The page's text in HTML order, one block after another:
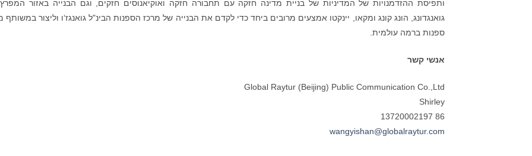
ותפיסת ההזדמנויות של המדיניות של בניית מדינה חזקה עם תחבורה חזקה ואוקיאנוסים חזקים, וגם הבנייה באזור
גואנגדונג, הונג קונג ומקאו, יינקטו אמצעים מרובים ביחד כדי לקדם את הבנייה של מרכז הספנות הבינ"ל גואנגז‘ו וליצור במשותף
ספנות ברמה עולמית.
אנשי קשר
Global Raytur (Beijing) Public Communication Co.,Ltd
Shirley
86 13720002197
wangyishan@globalraytur.com